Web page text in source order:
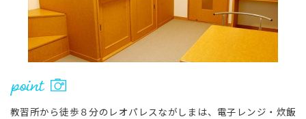
教習所から徒歩８分のレオパレスながしまは、電子レンジ・炊飯